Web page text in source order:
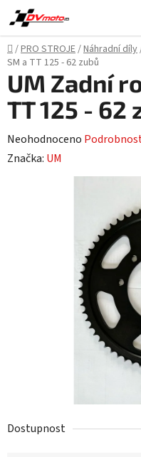
Přejít
na
obsah
Domů
/PRO STROJE/Náhradní díly
SM a TT 125 - 62 zubů
Dostupnost
UM Zadní
TT 125 - 62
Průměrné
hodnocení
Neohodnoceno
Značka: UM